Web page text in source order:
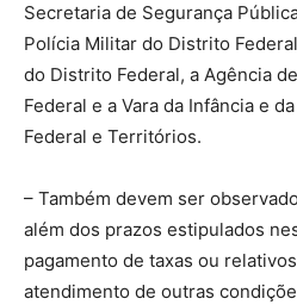
Secretaria de Segurança
Polícia Militar do Distrito
do Distrito Federal, a Agência
Federal e a Vara da Infância e
Federal e Territórios.
– Também devem ser
além dos prazos estipulados
pagamento de taxas ou
atendimento de outras